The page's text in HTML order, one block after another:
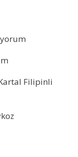
Filipinli